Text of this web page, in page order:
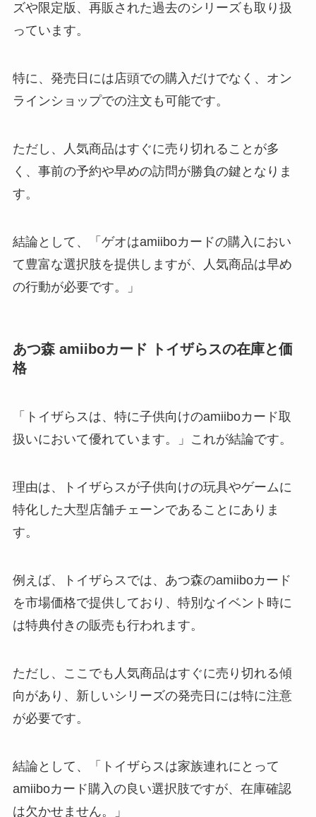
ズや限定版、再販された過去のシリーズも取り扱
っています。
特に、発売日には店頭での購入だけでなく、オン
ラインショップでの注文も可能です。
ただし、人気商品はすぐに売り切れることが多
く、事前の予約や早めの訪問が勝負の鍵となりま
す。
結論として、「ゲオはamiiboカードの購入におい
て豊富な選択肢を提供しますが、人気商品は早め
の行動が必要です。」
あつ森 amiiboカード トイザらスの在庫と価
格
「トイザらスは、特に子供向けのamiiboカード取
扱いにおいて優れています。」これが結論です。
理由は、トイザらスが子供向けの玩具やゲームに
特化した大型店舗チェーンであることにありま
す。
例えば、トイザらスでは、あつ森のamiiboカード
を市場価格で提供しており、特別なイベント時に
は特典付きの販売も行われます。
ただし、ここでも人気商品はすぐに売り切れる傾
向があり、新しいシリーズの発売日には特に注意
が必要です。
結論として、「トイザらスは家族連れにとって
amiiboカード購入の良い選択肢ですが、在庫確認
は欠かせません。」